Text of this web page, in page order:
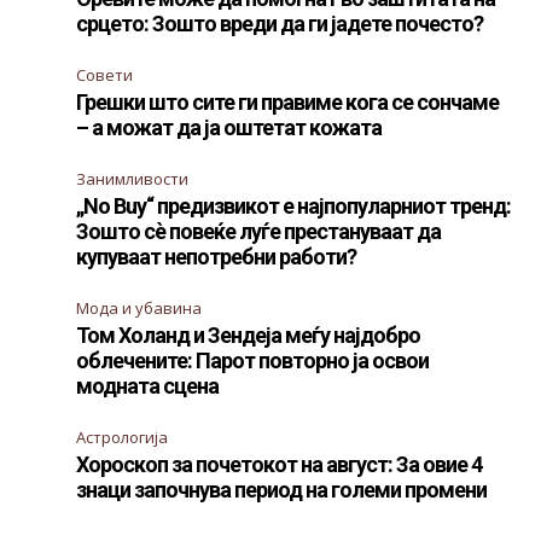
срцето: Зошто вреди да ги јадете почесто?
Совети
Грешки што сите ги правиме кога се сончаме
– а можат да ја оштетат кожата
Занимливости
„No Buy“ предизвикот е најпопуларниот тренд:
Зошто сè повеќе луѓе престануваат да
купуваат непотребни работи?
Мода и убавина
Том Холанд и Зендеја меѓу најдобро
облечените: Парот повторно ја освои
модната сцена
Астрологија
Хороскоп за почетокот на август: За овие 4
знаци започнува период на големи промени